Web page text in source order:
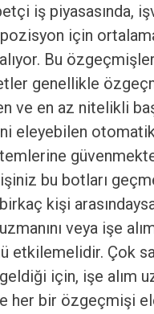
iş piyasasında,
pozisyon için
Bu
genellikle
ve en az nitelikli
eleyebilen
bu botları
kişi
veya işe
etkilemelidir. Çok
için, işe alım
her bir özgeçmişi